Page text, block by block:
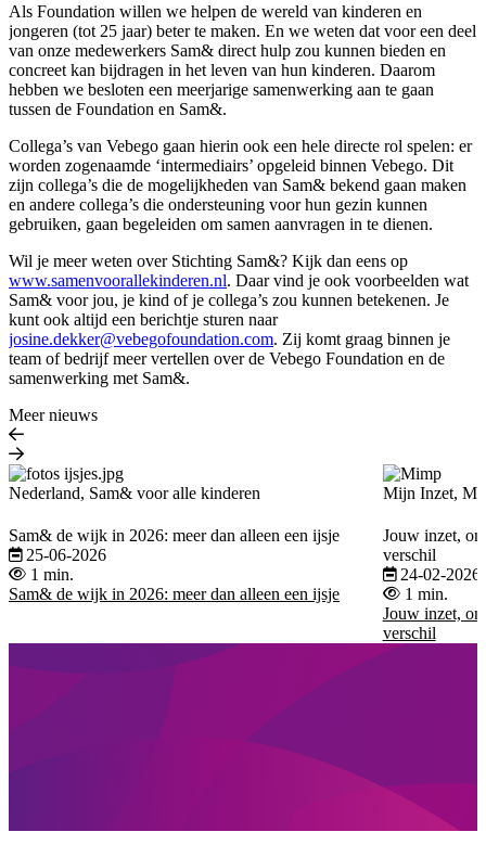
Als Foundation willen we helpen de wereld van kinderen en
jongeren (tot 25 jaar) beter te maken. En we weten dat voor een deel
van onze medewerkers Sam& direct hulp zou kunnen bieden en
concreet kan bijdragen in het leven van hun kinderen. Daarom
hebben we besloten een meerjarige samenwerking aan te gaan
tussen de Foundation en Sam&.
Collega’s van Vebego gaan hierin ook een hele directe rol spelen: er
worden zogenaamde ‘intermediairs’ opgeleid binnen Vebego. Dit
zijn collega’s die de mogelijkheden van Sam& bekend gaan maken
en andere collega’s die ondersteuning voor hun gezin kunnen
gebruiken, gaan begeleiden om samen aanvragen in te dienen.
Wil je meer weten over Stichting Sam&? Kijk dan eens op
www.samenvoorallekinderen.nl. Daar vind je ook voorbeelden wat
Sam& voor jou, je kind of je collega’s zou kunnen betekenen. Je
kunt ook altijd een berichtje sturen naar
josine.dekker@vebegofoundation.com. Zij komt graag binnen je
team of bedrijf meer vertellen over de Vebego Foundation en de
samenwerking met Sam&.
Meer nieuws
Nederland, Sam& voor alle kinderen
Sam& de wijk in 2026: meer dan alleen een ijsje
25-06-2026
1 min.
Sam& de wijk in 2026: meer dan alleen een ijsje
Mijn Inzet,
Jouw inzet,
verschil
24-02-2026
1 min.
Jouw inzet,
verschil